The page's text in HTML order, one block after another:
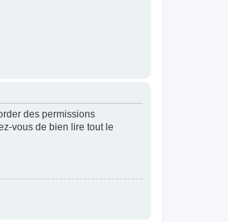
des permissions
vous de bien lire tout le